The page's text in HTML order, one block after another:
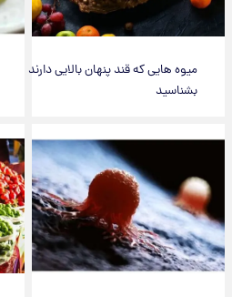
میوه هایی که قند پنهان بالایی دارند
بشناسید